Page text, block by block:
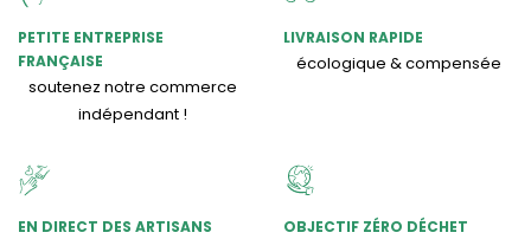
PETITE ENTREPRISE
FRANÇAISE
soutenez notre commerce
indépendant !
LIVRAISON RAPIDE
écologique & compensée
EN DIRECT DES ARTISANS OBJECTIF ZÉRO DÉCHET